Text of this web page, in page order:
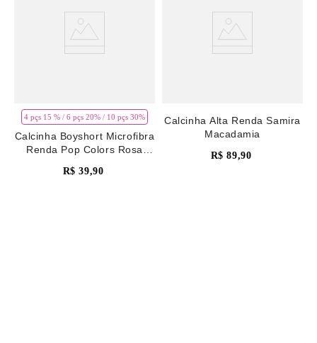
4 pçs 15 % / 6 pçs 20% / 10 pçs 30%
Calcinha Boyshort Microfibra
Renda Pop Colors Rosa
R$ 39,90
Calcinha Alta Renda Samira
Macadamia
R$ 89,90